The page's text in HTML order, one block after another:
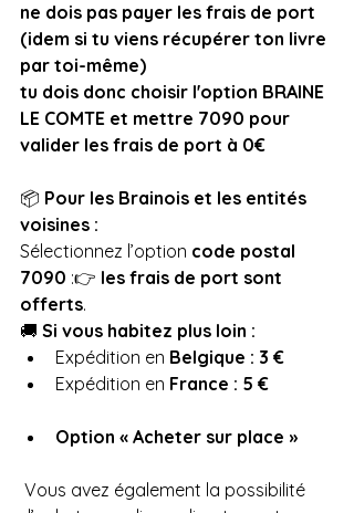
ne dois pas payer les frais de port
(idem si tu viens récupérer ton livre
par toi-même)
tu dois donc choisir l'option BRAINE
LE COMTE et mettre 7090 pour
valider les frais de port à 0€
📦 Pour les Brainois et les entités
voisines :
Sélectionnez l’option code postal
7090 :👉 les frais de port sont
offerts.
🚚 Si vous habitez plus loin :
Expédition en Belgique : 3 €
Expédition en France : 5 €
Option « Acheter sur place »